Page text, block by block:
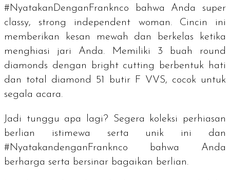
#NyatakanDenganFranknco bahwa Anda super
classy, strong independent woman. Cincin ini
memberikan kesan mewah dan berkelas ketika
menghiasi jari Anda. Memiliki 3 buah round
diamonds dengan bright cutting
berbentuk hati
dan total diamond 51 butir F VVS, cocok untuk
segala acara.
Jadi tunggu apa lagi? Segera koleksi perhiasan
berlian istimewa serta unik ini dan
#NyatakandenganFranknco bahwa Anda
berharga serta bersinar bagaikan berlian.